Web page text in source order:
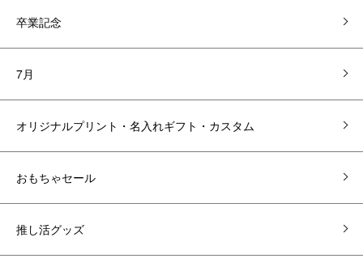
卒業記念
7月
オリジナルプリント・名入れギフト・カスタム
おもちゃセール
推し活グッズ